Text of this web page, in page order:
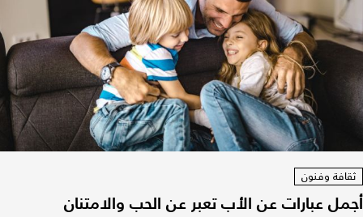
ثقافة وفنون
أجمل عبارات عن الأب تعبر عن الحب والامتنان